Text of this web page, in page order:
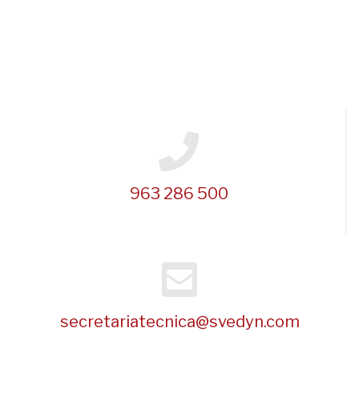
963 286 500
secretariatecnica@svedyn.com